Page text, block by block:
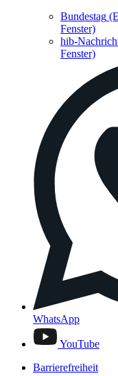
Bundestag
Fenster)
hib-
Fenster)
WhatsApp
YouTube
Barrierefreiheit